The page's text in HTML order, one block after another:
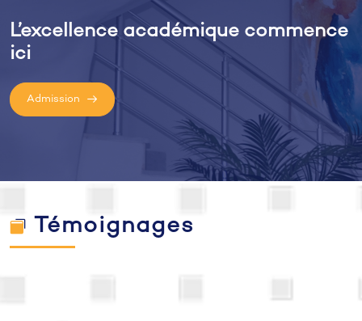
L’excellence académique commence
ici
Admission
Témoignages